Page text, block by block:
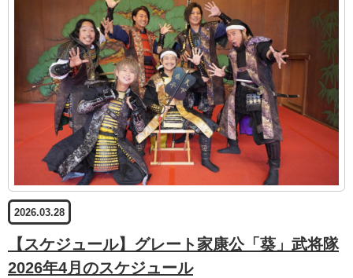
2026.03.28
【スケジュール】グレート家康公「葵」武将隊
2026年4月のスケジュール